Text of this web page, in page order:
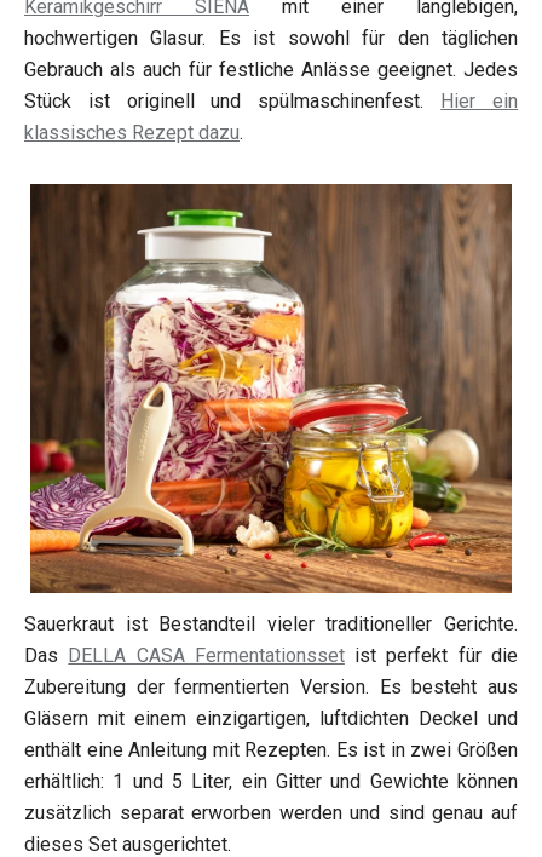
Keramikgeschirr SIENA mit einer langlebigen,
hochwertigen Glasur. Es ist sowohl für den täglichen
Gebrauch als auch für festliche Anlässe geeignet. Jedes
Stück ist originell und spülmaschinenfest.
Hier ein
klassisches Rezept dazu.
Sauerkraut ist Bestandteil vieler traditioneller Gerichte.
Das DELLA CASA Fermentationssetist perfekt für die
Zubereitung der fermentierten Version. Es besteht aus
Gläsern mit einem einzigartigen, luftdichten Deckel und
enthält eine Anleitung mit Rezepten. Es ist in zwei Größen
erhältlich: 1 und 5 Liter, ein Gitter und Gewichte können
zusätzlich separat erworben werden und sind genau auf
dieses Set ausgerichtet.